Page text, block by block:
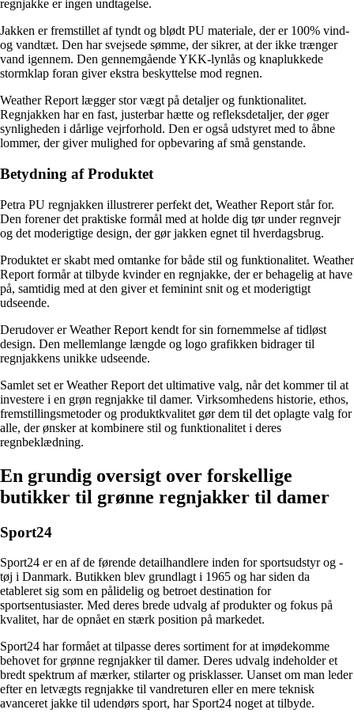
regnjakke er ingen undtagelse.
Jakken er fremstillet af tyndt og blødt PU materiale, der er 100% vind-
og vandtæt. Den har svejsede sømme, der sikrer, at der ikke trænger
vand igennem. Den gennemgående YKK-lynlås og knaplukkede
stormklap foran giver ekstra beskyttelse mod regnen.
Weather Report lægger stor vægt på detaljer og funktionalitet.
Regnjakken har en fast, justerbar hætte og refleksdetaljer, der øger
synligheden i dårlige vejrforhold. Den er også udstyret med to åbne
lommer, der giver mulighed for opbevaring af små genstande.
Betydning af Produktet
Petra PU regnjakken illustrerer perfekt det, Weather Report står for.
Den forener det praktiske formål med at holde dig tør under regnvejr
og det moderigtige design, der gør jakken egnet til hverdagsbrug.
Produktet er skabt med omtanke for både stil og funktionalitet. Weather
Report formår at tilbyde kvinder en regnjakke, der er behagelig at have
på, samtidig med at den giver et feminint snit og et moderigtigt
udseende.
Derudover er Weather Report kendt for sin fornemmelse af tidløst
design. Den mellemlange længde og logo grafikken bidrager til
regnjakkens unikke udseende.
Samlet set er Weather Report det ultimative valg, når det kommer til at
investere i en grøn regnjakke til damer. Virksomhedens historie, ethos,
fremstillingsmetoder og produktkvalitet gør dem til det oplagte valg for
alle, der ønsker at kombinere stil og funktionalitet i deres
regnbeklædning.
En grundig oversigt over forskellige
butikker til grønne regnjakker til damer
Sport24
Sport24 er en af de førende detailhandlere inden for sportsudstyr og -
tøj i Danmark. Butikken blev grundlagt i 1965 og har siden da
etableret sig som en pålidelig og betroet destination for
sportsentusiaster. Med deres brede udvalg af produkter og fokus på
kvalitet, har de opnået en stærk position på markedet.
Sport24 har formået at tilpasse deres sortiment for at imødekomme
behovet for grønne regnjakker til damer. Deres udvalg indeholder et
bredt spektrum af mærker, stilarter og prisklasser. Uanset om man leder
efter en letvægts regnjakke til vandreturen eller en mere teknisk
avanceret jakke til udendørs sport, har Sport24 noget at tilbyde.